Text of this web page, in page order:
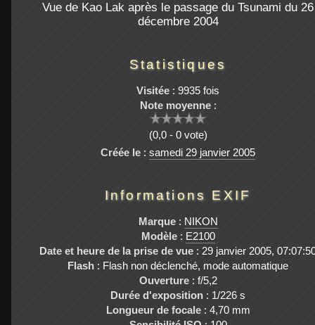
Vue de Kao Lak après le passage du Tsunami du 26
décembre 2004
Statistiques
Visitée : 9935 fois
Note moyenne:
(0,0 - 0 vote)
Créée le : samedi 29 janvier 2005
Informations EXIF
Marque: NIKON
Modèle: E2100
Date et heure de la prise de vue : 29 janvier 2005,
Flash : Flash non déclenché, mode automatique
Ouverture: f/5,2
Durée d'exposition : 1/226 s
Longueur de focale: 4,70 mm